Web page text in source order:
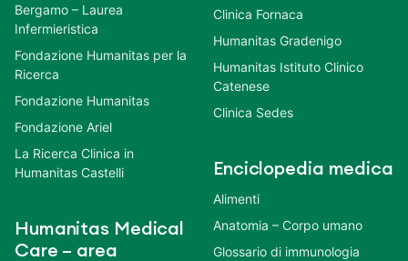
Bergamo – Laurea
Infermieristica
Fondazione Humanitas per la
Ricerca
Fondazione Humanitas
Fondazione Ariel
La Ricerca Clinica in
Humanitas Castelli
Humanitas Medical
Care – area
Clinica Fornaca
Humanitas Gradenigo
Humanitas Istituto Clinico
Catenese
Clinica Sedes
Enciclopedia medica
Alimenti
Anatomia – Corpo umano
Glossario di immunologia